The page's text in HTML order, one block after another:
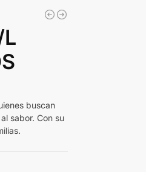
buscan
sabor. Con su